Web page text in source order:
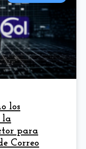
los
la
para
Correo